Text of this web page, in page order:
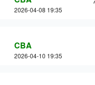
2026-04-08 19:35
CBA
2026-04-10 19:35